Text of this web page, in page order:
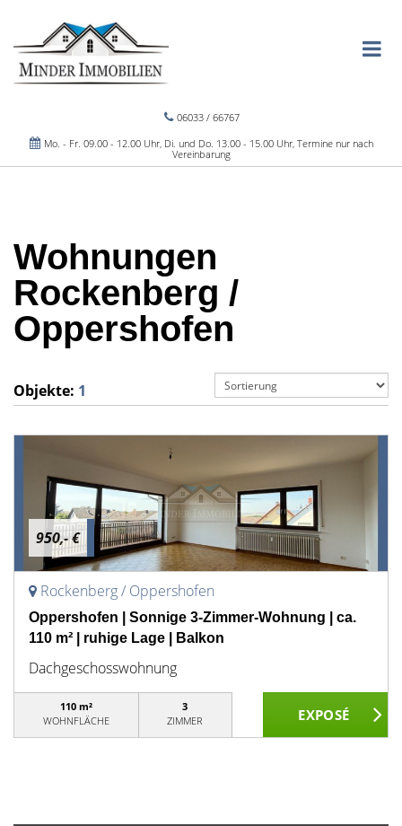
06033 / 66767
Mo. - Fr. 09.00 - 12.00 Uhr, Di. und Do. 13.00 - 15.00 Uhr, Termine nur nach
Vereinbarung
Wohnungen
Rockenberg /
Oppershofen
Objekte: 1
950,- €
Rockenberg / Oppershofen
Oppershofen | Sonnige 3-Zimmer-Wohnung | ca.
110 m² | ruhige Lage | Balkon
Dachgeschosswohnung
110 m²
WOHNFLÄCHE
3
ZIMMER